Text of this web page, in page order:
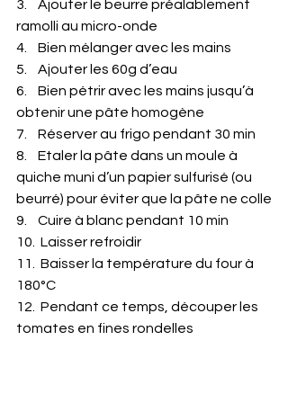
3.    Ajouter le beurre préalablement
ramolli au micro-onde
4.    Bien mélanger avec les mains
5.    Ajouter les 60g d’eau
6.    Bien pétrir avec les mains jusqu’à
obtenir une pâte homogène
7.    Réserver au frigo pendant 30 min
8.    Etaler la pâte dans un moule à
quiche muni d’un papier sulfurisé (ou
beurré) pour éviter que la pâte ne colle
9.    Cuire à blanc pendant 10 min
10.  Laisser refroidir
11.  Baisser la température du four à
180°C
12.  Pendant ce temps, découper les
tomates en fines rondelles